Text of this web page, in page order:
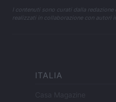
I contenuti sono curati dalla
realizzati in collaborazione con autori
ITALIA
Casa Magazine